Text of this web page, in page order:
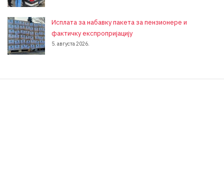
Исплата за набавку пакета за пензионере и
фактичку експропријацију
5. августа 2026.